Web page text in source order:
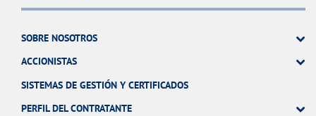
SOBRE NOSOTROS
ACCIONISTAS
SISTEMAS DE GESTIÓN Y CERTIFICADOS
PERFIL DEL CONTRATANTE